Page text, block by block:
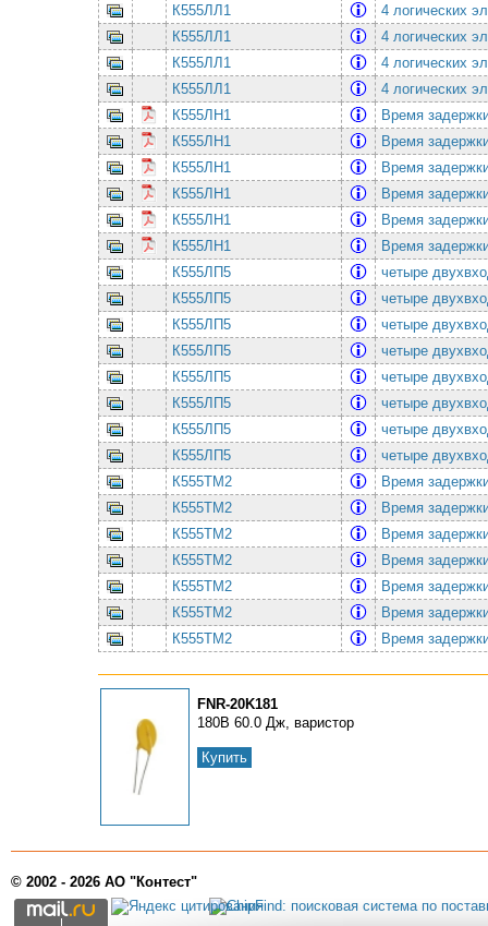
К555ЛЛ1
4 логических
К555ЛЛ1
4 логических
К555ЛЛ1
4 логических
К555ЛЛ1
4 логических
К555ЛН1
Время
К555ЛН1
Время
К555ЛН1
Время
К555ЛН1
Время
К555ЛН1
Время
К555ЛН1
Время
К555ЛП5
четыре
К555ЛП5
четыре
К555ЛП5
четыре
К555ЛП5
четыре
К555ЛП5
четыре
К555ЛП5
четыре
К555ЛП5
четыре
К555ЛП5
четыре
К555ТМ2
Время
К555ТМ2
Время
К555ТМ2
Время
К555ТМ2
Время
К555ТМ2
Время
К555ТМ2
Время
К555ТМ2
Время
FNR-20K181
180В 60.0 Дж, варистор
Купить
© 2002 - 2026 АО "Контест"